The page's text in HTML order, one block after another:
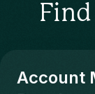
Account